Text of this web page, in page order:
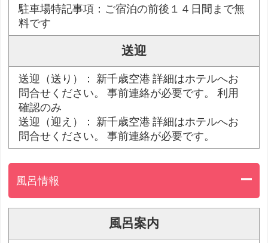
駐車場特記事項：ご宿泊の前後１４日間まで無
料です
送迎
送迎（送り）： 新千歳空港 詳細はホテルへお
問合せください。 事前連絡が必要です。 利用
確認のみ
送迎（迎え）： 新千歳空港 詳細はホテルへお
問合せください。 事前連絡が必要です。
風呂情報
風呂案内